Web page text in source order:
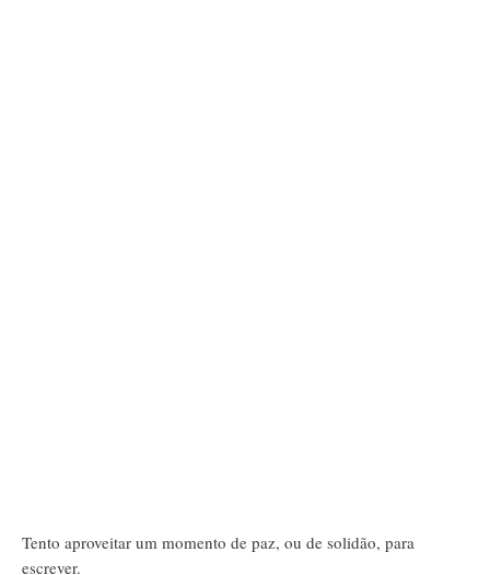
Tento aproveitar um momento de paz, ou de solidão, para
escrever.